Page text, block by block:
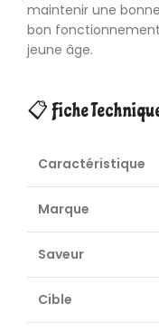
maintenir une
bon
jeune âge.
📋 Fiche
Caractéristique
Marque
Saveur
Cible